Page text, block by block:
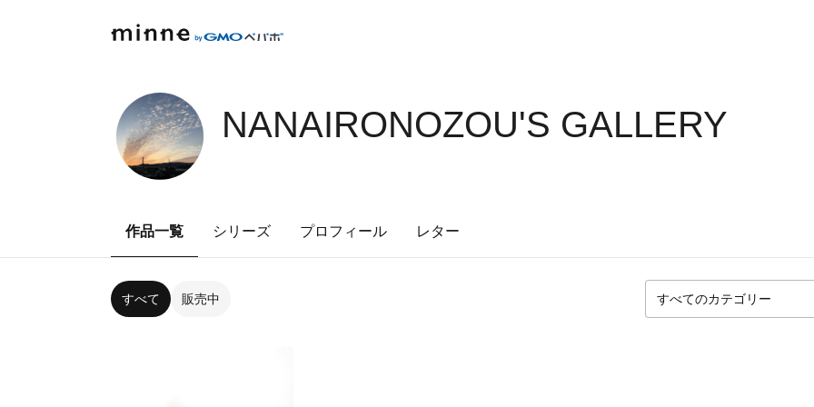
NANAIRONOZOU'S GALLERY
作品一覧 シリーズ プロフィール レター
すべて 販売中